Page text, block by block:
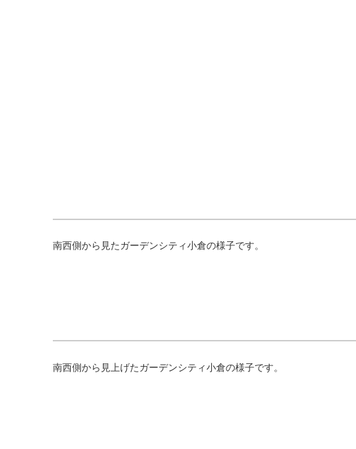
南西側から見たガーデンシティ小倉の様子です。
南西側から見上げたガーデンシティ小倉の様子です。